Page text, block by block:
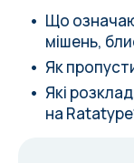
Що
мішень,
Як
Які
на